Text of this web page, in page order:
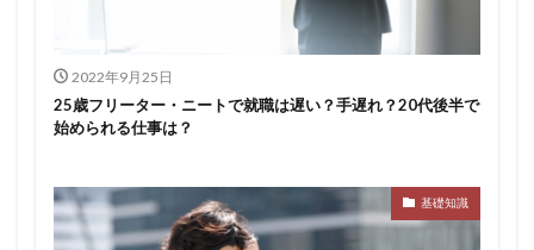
2022年9月25日
25歳フリーター・ニートで就職は遅い？手遅れ？20代後半で
始められる仕事は？
基礎知識